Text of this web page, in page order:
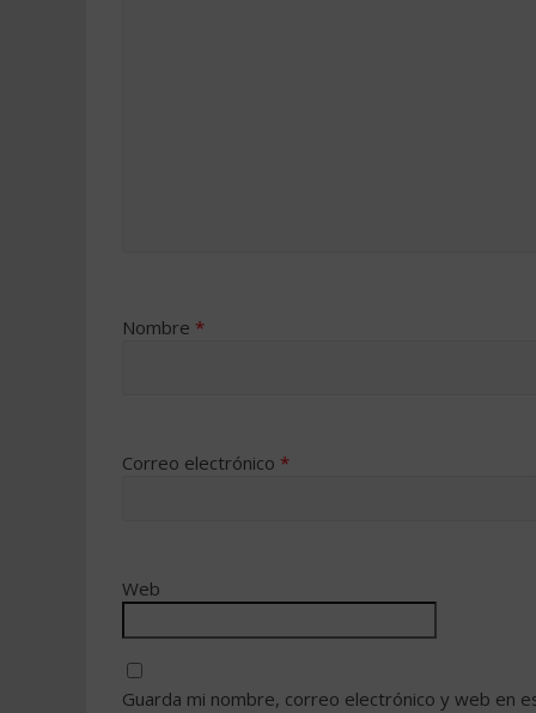
Nombre *
Correo electrónico *
Web
Guarda mi nombre, correo electrónico y web en